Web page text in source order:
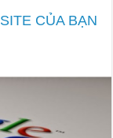
CỦA BẠN